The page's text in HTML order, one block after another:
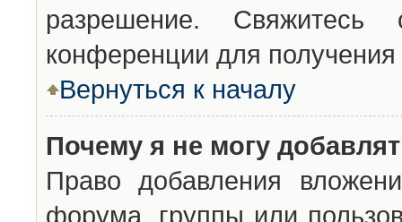
разрешение. Свяжитесь
конференции для получения
Вернуться к началу
Почему я не могу
Право добавления
форума, группы или